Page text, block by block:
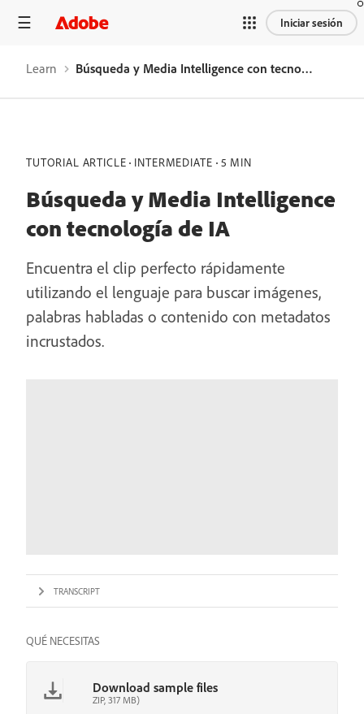
Iniciar sesión
Learn Búsqueda y Media Intelligence con tecnología de IA
TUTORIAL ARTICLE INTERMEDIATE 5 MIN
Búsqueda y Media Intelligence
con tecnología de IA
Encuentra el clip perfecto rápidamente
utilizando el lenguaje para buscar imágenes,
palabras habladas o contenido con metadatos
incrustados.
TRANSCRIPT
QUÉ NECESITAS
Download sample files
ZIP, 317 MB)